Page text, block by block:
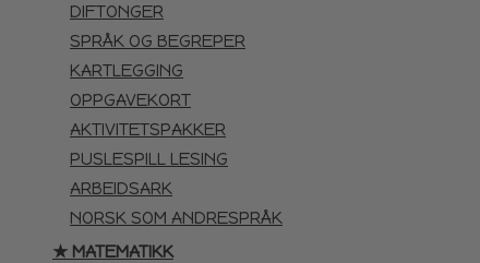
DIFTONGER
SPRÅK OG BEGREPER
KARTLEGGING
OPPGAVEKORT
AKTIVITETSPAKKER
PUSLESPILL LESING
ARBEIDSARK
NORSK SOM ANDRESPRÅK
★ MATEMATIKK